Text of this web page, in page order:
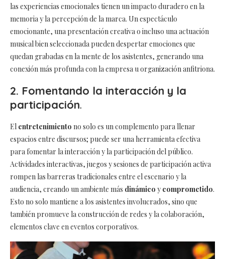
las experiencias emocionales tienen un impacto duradero en la
memoria y la percepción de la marca. Un espectáculo
emocionante, una presentación creativa o incluso una actuación
musical bien seleccionada pueden despertar emociones que
quedan grabadas en la mente de los asistentes, generando una
conexión más profunda con la empresa u organización anfitriona.
2. Fomentando la interacción y la
participación.
El entretenimiento no solo es un complemento para llenar
espacios entre discursos; puede ser una herramienta efectiva
para fomentar la interacción y la participación del público.
Actividades interactivas, juegos y sesiones de participación activa
rompen las barreras tradicionales entre el escenario y la
audiencia, creando un ambiente más dinámico ycomprometido.
Esto no solo mantiene a los asistentes involucrados, sino que
también promueve la construcción de redes y la colaboración,
elementos clave en eventos corporativos.